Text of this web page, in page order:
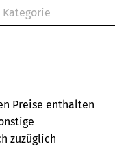
Kategorie
Broschüre
Buch
Preise enthalten
zuzüglich